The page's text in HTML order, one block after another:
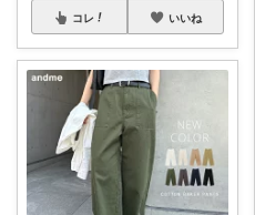
コレ いいね